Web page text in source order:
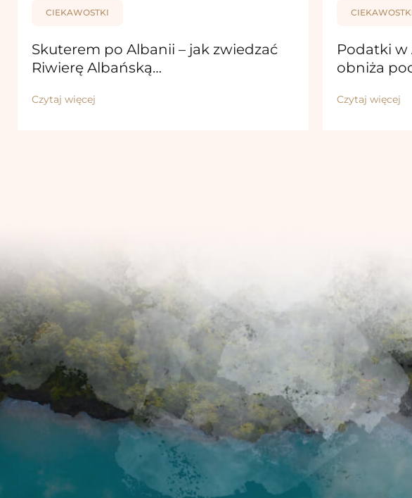
CIEKAWOSTKI
Skuterem po Albanii – jak zwiedzać
Riwierę Albańską…
Czytaj więcej
Podatki w
obniża
Czytaj więcej